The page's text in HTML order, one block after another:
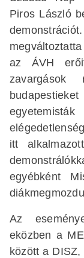
Piros László
az ÁVH
itt
egyébként
Az
eközben a
között a